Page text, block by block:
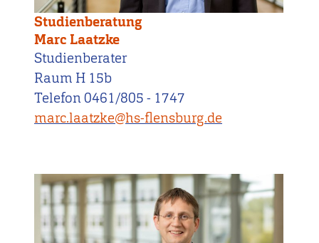
Studienberatung
Marc Laatzke
Studienberater
Raum H 15b
Telefon 0461/805 - 1747
marc.laatzke@hs-flensburg.de